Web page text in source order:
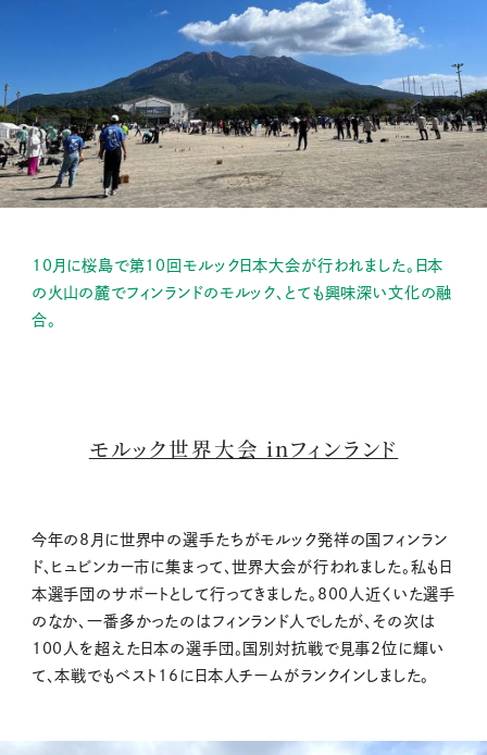
10月に桜島で第10回モルック日本大会が行われました。日本
の火山の麓でフィンランドのモルック、とても興味深い文化の融
合。
モルック世界大会 inフィンランド
今年の8月に世界中の選手たちがモルック発祥の国フィンラン
ド、ヒュビンカー市に集まって、世界大会が行われました。私も日
本選手団のサポートとして行ってきました。800人近くいた選手
のなか、一番多かったのはフィンランド人でしたが、その次は
100人を超えた日本の選手団。国別対抗戦で見事2位に輝い
て、本戦でもベスト16に日本人チームがランクインしました。